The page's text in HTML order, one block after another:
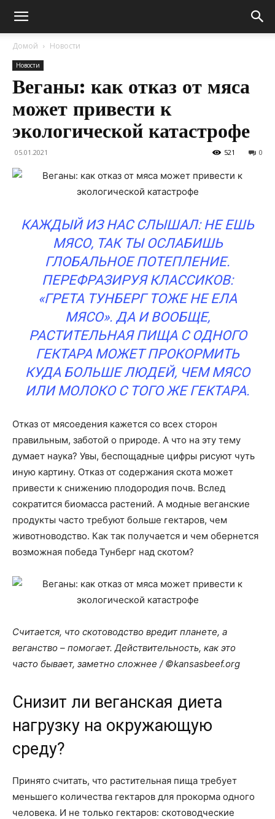
Домой Новости
Новости
Веганы: как отказ от мяса
может привести к
экологической катастрофе
05.01.2021 0
521
КАЖДЫЙ ИЗ НАС СЛЫШАЛ: НЕ ЕШЬ
МЯСО, ТАК ТЫ ОСЛАБИШЬ
ГЛОБАЛЬНОЕ ПОТЕПЛЕНИЕ.
ПЕРЕФРАЗИРУЯ КЛАССИКОВ:
«ГРЕТА ТУНБЕРГ ТОЖЕ НЕ ЕЛА
МЯСО». ДА И ВООБЩЕ,
РАСТИТЕЛЬНАЯ ПИЩА С ОДНОГО
ГЕКТАРА МОЖЕТ ПРОКОРМИТЬ
КУДА БОЛЬШЕ ЛЮДЕЙ, ЧЕМ МЯСО
ИЛИ МОЛОКО С ТОГО ЖЕ ГЕКТАРА.
Отказ от мясоедения кажется со всех сторон
правильным, заботой о природе. А что на эту тему
думает наука? Увы, беспощадные цифры рисуют чуть
иную картину. Отказ от содержания скота может
привести к снижению плодородия почв. Вслед
сократится биомасса растений. А модные веганские
продукты часто требуют больше гектаров, чем
животноводство. Как так получается и чем обернется
возможная победа Тунберг над скотом?
Считается, что скотоводство вредит планете, а
веганство – помогает. Действительность, как это
часто бывает, заметно сложнее / ©kansasbeef.org
Снизит ли веганская диета
нагрузку на окружающую
среду?
Принято считать, что растительная пища требует
меньшего количества гектаров для прокорма одного
человека. И не только гектаров: скотоводческие